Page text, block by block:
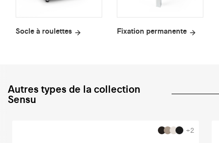
Socle à roulettes Fixation permanente
Autres types de la collection
Sensu
+2